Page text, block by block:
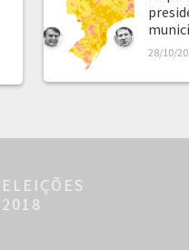
28/10/
ELEIÇÕES
2018